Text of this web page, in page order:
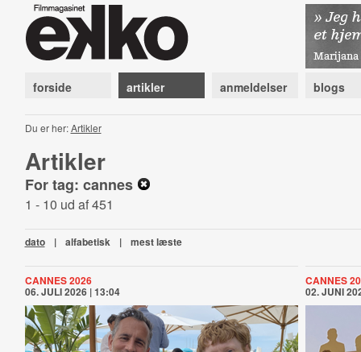
forside artikler anmeldelser blogs
Du er her:Artikler
Artikler
For tag: cannes
1 - 10 ud af 451
dato | alfabetisk | mest læste
CANNES 2026
06. JULI 2026 | 13:04
CANNES
02. JUNI